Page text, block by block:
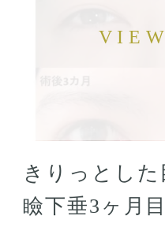
きりっとし
瞼下垂3ヶ月目